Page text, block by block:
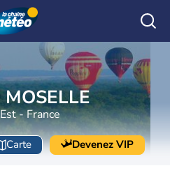
- France
Carte Devenez VIP